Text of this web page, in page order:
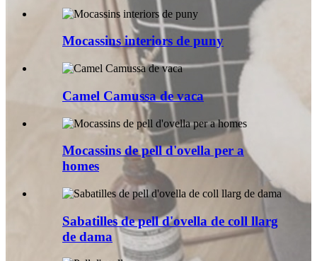
Mocassins interiors de puny
Camel Camussa de vaca
Mocassins de pell d'ovella per a
homes
Sabatilles de pell d'ovella de coll llarg
de dama